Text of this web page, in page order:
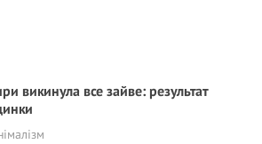
викинула все зайве: результат